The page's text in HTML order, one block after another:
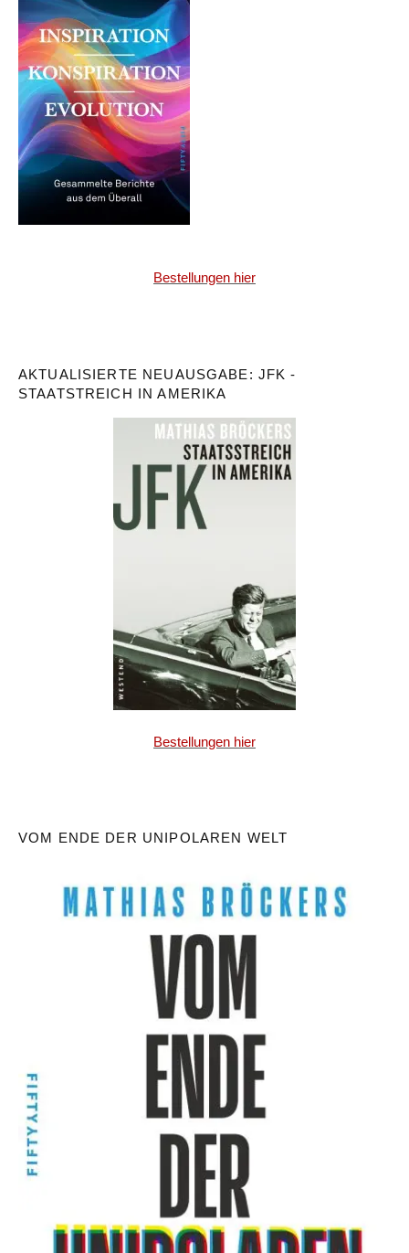
Bestellungen hier
AKTUALISIERTE NEUAUSGABE: JFK -
STAATSTREICH IN AMERIKA
Bestellungen hier
VOM ENDE DER UNIPOLAREN WELT